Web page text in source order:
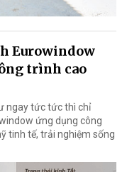
Eurowindow
trình cao
ngay tức tức thì chỉ
ứng dụng công
tinh tế, trải nghiệm sống